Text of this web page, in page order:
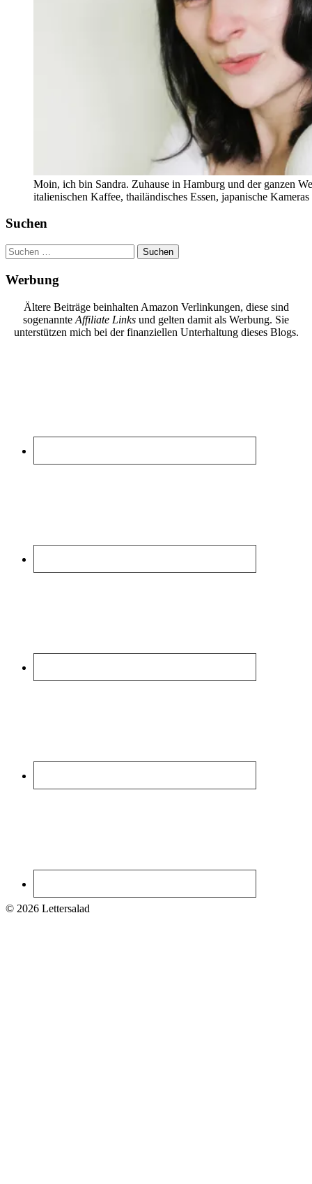
Moin, ich bin Sandra. Zuhause in Hamburg und der ganzen
italienischen Kaffee, thailändisches Essen, japanische
Suchen
Suchen
nach:
Werbung
Ältere Beiträge beinhalten Amazon Verlinkungen, diese sind
sogenannte Affiliate Links und gelten damit als Werbung. Sie
unterstützen mich bei der finanziellen Unterhaltung dieses Blogs.
© 2026 Lettersalad